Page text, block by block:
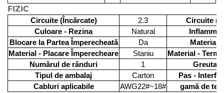
FIZIC
Circuite (Încărcate) 2.3
Circuite
Culoare - Rezina
Natural
Blocare la Partea Împerecheată
Da
Material
Material - Placare Împerecheare
Staniu
Material -
Numărul de rânduri
1
Tipul de ambalaj
Carton
Pas -
Cabluri aplicabile
AWG22#~18# gamă de